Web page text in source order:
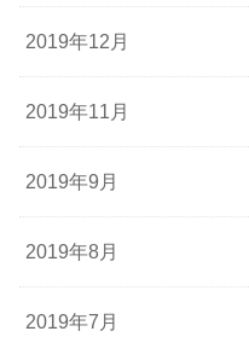
2019年12月
2019年11月
2019年9月
2019年8月
2019年7月